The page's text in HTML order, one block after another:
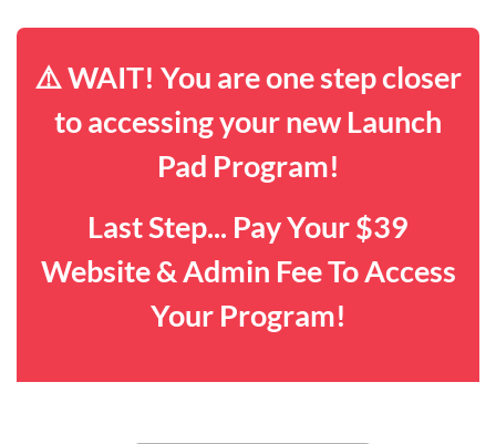
⚠️ WAIT! You are one step closer
to accessing your new Launch
Pad Program!
Last Step... Pay Your $39
Website & Admin Fee To Access
Your Program!